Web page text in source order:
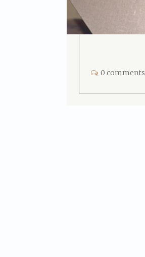
0 comments